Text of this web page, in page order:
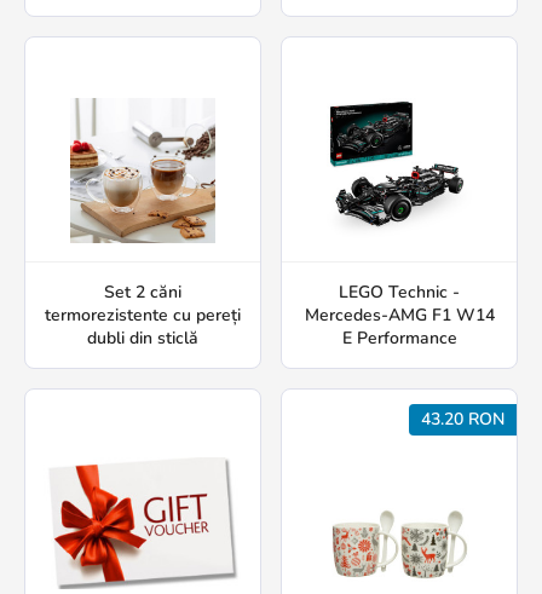
Set 2 căni
termorezistente cu pereți
dubli din sticlă
LEGO Technic -
Mercedes-AMG F1 W14
E Performance
43.20 RON